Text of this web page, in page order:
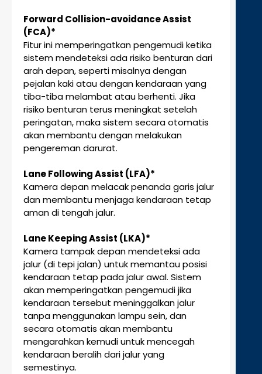
Forward Collision-avoidance Assist
(FCA)*
Fitur ini memperingatkan pengemudi ketika
sistem mendeteksi ada risiko benturan dari
arah depan, seperti misalnya dengan
pejalan kaki atau dengan kendaraan yang
tiba-tiba melambat atau berhenti. Jika
risiko benturan terus meningkat setelah
peringatan, maka sistem secara otomatis
akan membantu dengan melakukan
pengereman darurat.
Lane Following Assist (LFA)*
Kamera depan melacak penanda garis jalur
dan membantu menjaga kendaraan tetap
aman di tengah jalur.
Lane Keeping Assist (LKA)*
Kamera tampak depan mendeteksi ada
jalur (di tepi jalan) untuk memantau posisi
kendaraan tetap pada jalur awal. Sistem
akan memperingatkan pengemudi jika
kendaraan tersebut meninggalkan jalur
tanpa menggunakan lampu sein, dan
secara otomatis akan membantu
mengarahkan kemudi untuk mencegah
kendaraan beralih dari jalur yang
semestinya.